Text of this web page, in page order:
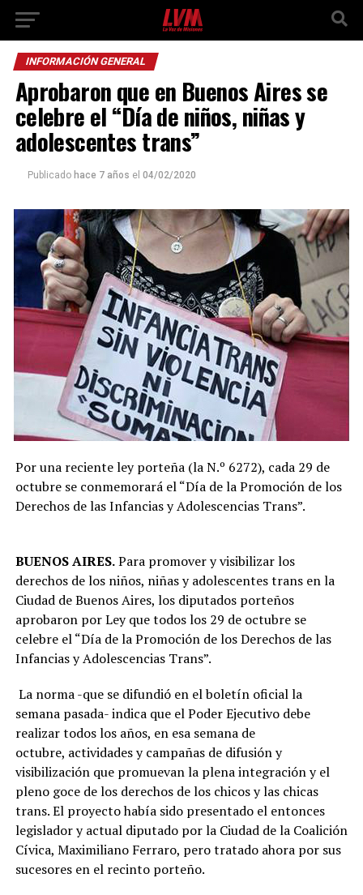
INFORMACIÓN GENERAL
Aprobaron que en Buenos Aires se
celebre el “Día de niños, niñas y
adolescentes trans”
Publicado hace 7 años el 04/02/2020
Por una reciente ley porteña (la N.º 6272), cada 29 de
octubre se conmemorará el “Día de la Promoción de los
Derechos de las Infancias y Adolescencias Trans”.
BUENOS AIRES.Para promover y visibilizar los
derechos de los niños, niñas y adolescentes trans en la
Ciudad de Buenos Aires, los diputados porteños
aprobaron por Ley que todos los 29 de octubre se
celebre el “Día de la Promoción de los Derechos de las
Infancias y Adolescencias Trans”.
La norma -que se difundió en el boletín oficial la
semana pasada- indica que el Poder Ejecutivo debe
realizar todos los años, en esa semana de
octubre, actividades y campañas de difusión y
visibilización que promuevan la plena integración y el
pleno goce de los derechos de los chicos y las chicas
trans. El proyecto había sido presentado el entonces
legislador y actual diputado por la Ciudad de la Coalición
Cívica, Maximiliano Ferraro, pero tratado ahora por sus
sucesores en el recinto porteño.